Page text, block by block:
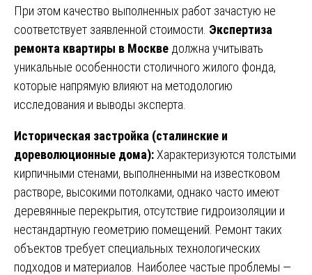
При этом качество выполненных работ зачастую не
соответствует заявленной стоимости. Экспертиза
ремонта квартиры в Москве должна учитывать
уникальные особенности столичного жилого фонда,
которые напрямую влияют на методологию
исследования и выводы эксперта.
Историческая застройка (сталинские и
дореволюционные дома): Характеризуются толстыми
кирпичными стенами, выполненными на известковом
растворе, высокими потолками, однако часто имеют
деревянные перекрытия, отсутствие гидроизоляции и
нестандартную геометрию помещений. Ремонт таких
объектов требует специальных технологических
подходов и материалов. Наиболее частые проблемы —